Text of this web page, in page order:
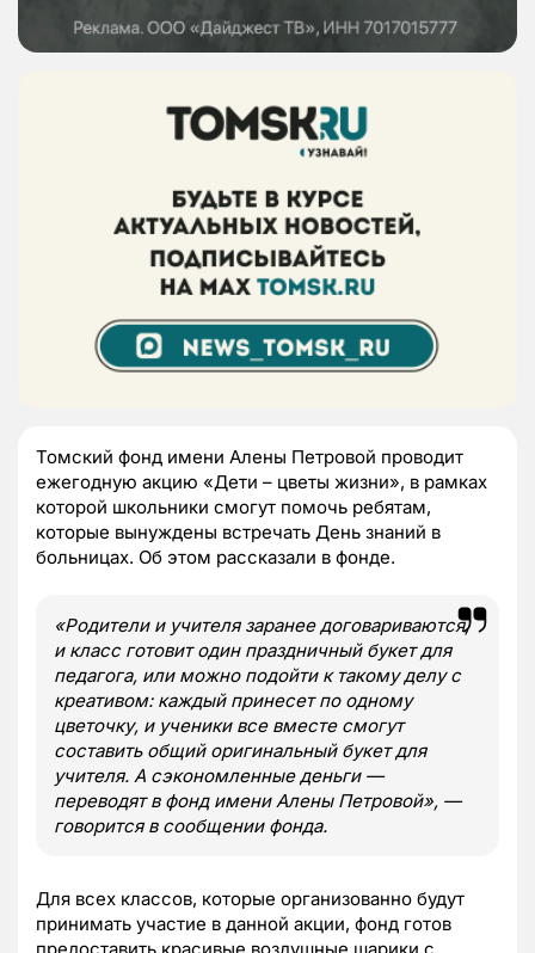
Томский фонд имени Алены Петровой проводит
ежегодную акцию «Дети – цветы жизни», в рамках
которой школьники смогут помочь ребятам,
которые вынуждены встречать День знаний в
больницах. Об этом рассказали в фонде.
«Родители и учителя заранее договариваются,
и класс готовит один праздничный букет для
педагога, или можно подойти к такому делу с
креативом: каждый принесет по одному
цветочку, и ученики все вместе смогут
составить общий оригинальный букет для
учителя. А сэкономленные деньги —
переводят в фонд имени Алены Петровой», —
говорится в сообщении фонда.
Для всех классов, которые организованно будут
принимать участие в данной акции, фонд готов
предоставить красивые воздушные шарики с